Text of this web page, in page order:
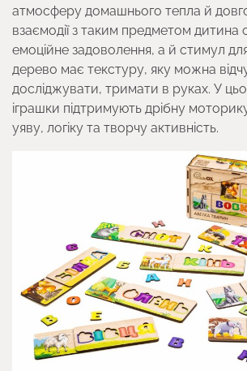
атмосферу домашнього тепла й
взаємодії з таким предметом
емоційне задоволення, а й стимул
дерево має текстуру, яку можна
досліджувати, тримати в руках. У
іграшки підтримують дрібну
уяву, логіку та творчу активність.